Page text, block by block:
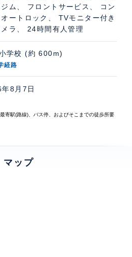
ム、 フロントサービス、 コン
ートロック、 TVモニター付き
ラ、 24時間有人管理
学校 (約 600m)
経路
8月7日
寄駅(路線)、バス停、およびそこまでの徒歩所要
マップ